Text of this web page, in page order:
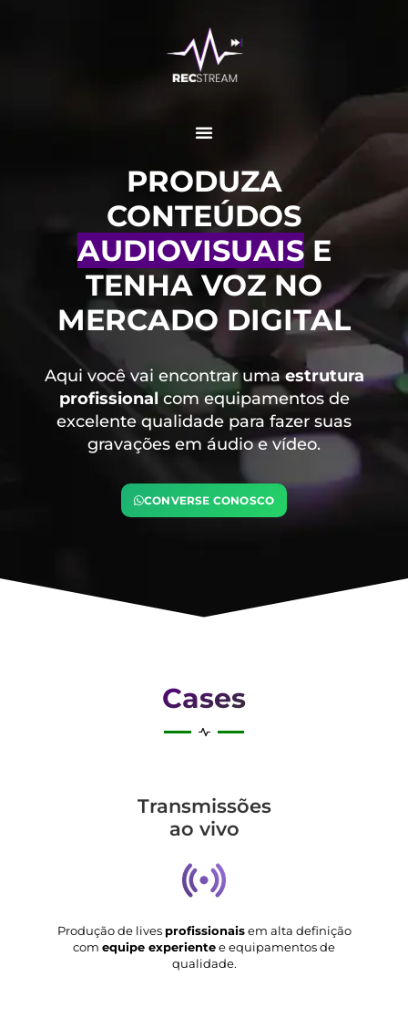
PRODUZA
CONTEÚDOS
AUDIOVISUAISE
TENHA VOZ NO
MERCADO DIGITAL
Aqui você vai encontrar uma estrutura
profissional com equipamentos de
excelente qualidade para fazer suas
gravações em áudio e vídeo.
CONVERSE CONOSCO
Cases
Transmis­sões
ao vivo
Produção de lives profissionaisem alta definição
com equipe experientee equipamentos de
qualidade.